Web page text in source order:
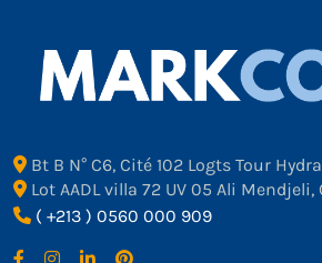
Bt B N° C6, Cité 102 Logts Tour
Lot AADL villa 72 UV 05 Ali
( +213 ) 0560 000 909